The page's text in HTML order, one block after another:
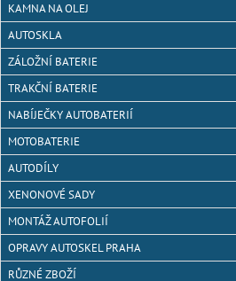
KAMNA NA OLEJ
AUTOSKLA
ZÁLOŽNÍ BATERIE
TRAKČNÍ BATERIE
NABÍJEČKY AUTOBATERIÍ
MOTOBATERIE
AUTODÍLY
XENONOVÉ SADY
MONTÁŽ AUTOFOLIÍ
OPRAVY AUTOSKEL PRAHA
RŮZNÉ ZBOŽÍ